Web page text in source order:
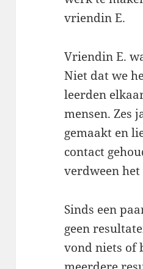
vriendin E.
Vriendin E.
Niet dat we
leerden
mensen. Zes
gemaakt en
contact
verdween het
Sinds een
geen
vond niets of